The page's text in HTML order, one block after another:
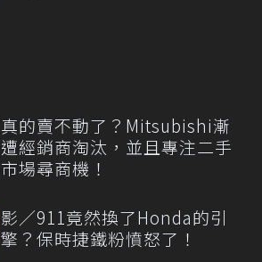
真的賣不動了？Mitsubishi漸
遭經銷商淘汰，並且專注二手
市場尋商機！
影／911竟然換了Honda的引
擎？保時捷鐵粉憤怒了！